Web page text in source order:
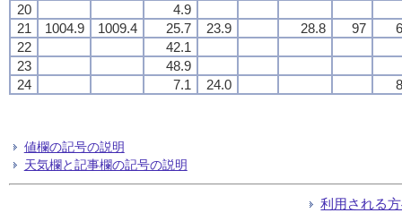
20
4.9
21
1004.9 1009.4 25.7 23.9 28.8 97
22
42.1
23
48.9
24
7.1 24.0
値欄の記号の説明
天気欄と記事欄の記号の説明
利用される